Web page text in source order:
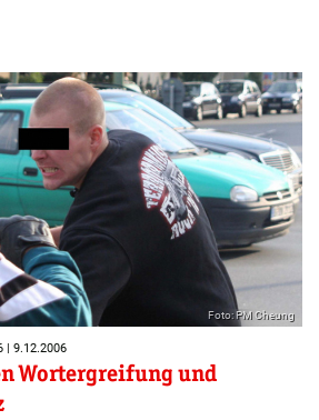
Foto: PM Cheung
| 9.12.2006
Wortergreifung und